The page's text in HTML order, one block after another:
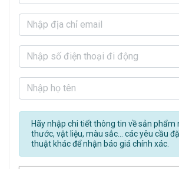
Hãy nhập chi tiết thông tin về sản phẩm
thước, vật liệu, màu sắc... các yêu cầu
thuật khác để nhận báo giá chính xác.